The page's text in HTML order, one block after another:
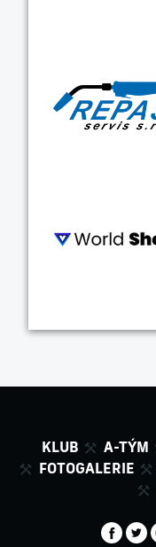
KLUB A-TÝM
FOTOGALERIE